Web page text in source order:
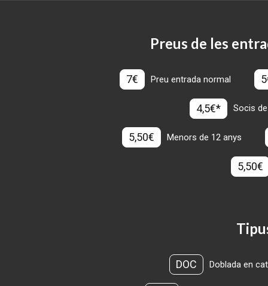
Preus de les
7€ Preu entrada normal
4,5€* Socis
5,50€ Menors de 12 anys
5,50€
DOC Doblada en